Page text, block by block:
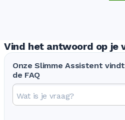
Vind het antwoord op je
Onze Slimme Assistent
de FAQ